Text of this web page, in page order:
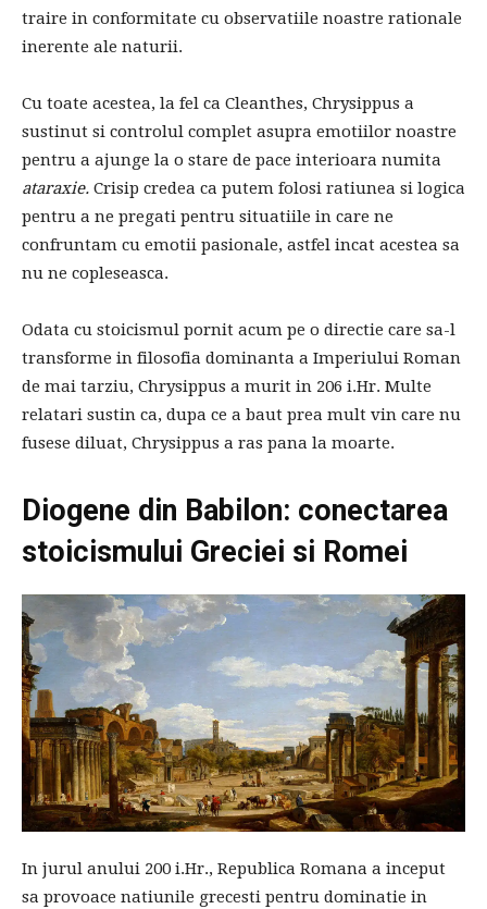
traire in conformitate cu observatiile noastre rationale
inerente ale naturii.
Cu toate acestea, la fel ca Cleanthes, Chrysippus a
sustinut si controlul complet asupra emotiilor noastre
pentru a ajunge la o stare de pace interioara numita
ataraxie. Crisip credea ca putem folosi ratiunea si logica
pentru a ne pregati pentru situatiile in care ne
confruntam cu emotii pasionale, astfel incat acestea sa
nu ne copleseasca.
Odata cu stoicismul pornit acum pe o directie care sa-l
transforme in filosofia dominanta a Imperiului Roman
de mai tarziu, Chrysippus a murit in 206 i.Hr. Multe
relatari sustin ca, dupa ce a baut prea mult vin care nu
fusese diluat, Chrysippus a ras pana la moarte.
Diogene din Babilon: conectarea
stoicismului Greciei si Romei
In jurul anului 200 i.Hr., Republica Romana a inceput
sa provoace natiunile grecesti pentru dominatie in